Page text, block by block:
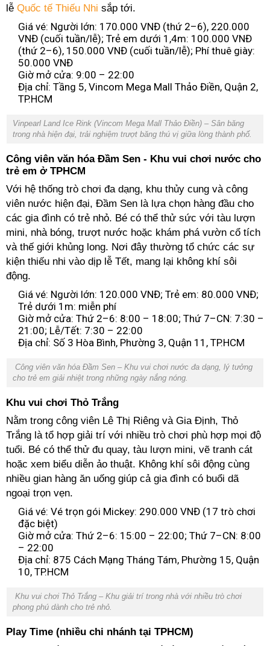
lễ Quốc tế Thiếu Nhi sắp tới.
Giá vé: Người lớn: 170.000 VNĐ (thứ 2–6), 220.000
VNĐ (cuối tuần/lễ); Trẻ em dưới 1,4m: 100.000 VNĐ
(thứ 2–6), 150.000 VNĐ (cuối tuần/lễ); Phí thuê giày:
50.000 VNĐ
Giờ mở cửa: 9:00 – 22:00
Địa chỉ: Tầng 5, Vincom Mega Mall Thảo Điền, Quận 2,
TP.HCM
Vinpearl Land Ice Rink (Vincom Mega Mall Thảo Điền) – Sân băng
trong nhà hiện đại, trải nghiệm trượt băng thú vị giữa lòng thành phố.
Công viên văn hóa Đầm Sen - Khu vui chơi nước cho
trẻ em ở TPHCM
Với hệ thống trò chơi đa dạng, khu thủy cung và công
viên nước hiện đại, Đầm Sen là lựa chọn hàng đầu cho
các gia đình có trẻ nhỏ. Bé có thể thử sức với tàu lượn
mini, nhà bóng, trượt nước hoặc khám phá vườn cổ tích
và thế giới khủng long. Nơi đây thường tổ chức các sự
kiện thiếu nhi vào dịp lễ Tết, mang lại không khí sôi
động.
Giá vé: Người lớn: 120.000 VNĐ; Trẻ em: 80.000 VNĐ;
Trẻ dưới 1m: miễn phí
Giờ mở cửa: Thứ 2–6: 8:00 – 18:00; Thứ 7–CN: 7:30 –
21:00; Lễ/Tết: 7:30 – 22:00
Địa chỉ: Số 3 Hòa Bình, Phường 3, Quận 11, TP.HCM
Công viên văn hóa Đầm Sen – Khu vui chơi nước đa dạng, lý tưởng
cho trẻ em giải nhiệt trong những ngày nắng nóng.
Khu vui chơi Thỏ Trắng
Nằm trong công viên Lê Thị Riêng và Gia Định, Thỏ
Trắng là tổ hợp giải trí với nhiều trò chơi phù hợp mọi độ
tuổi. Bé có thể thử đu quay, tàu lượn mini, vẽ tranh cát
hoặc xem biểu diễn ảo thuật. Không khí sôi động cùng
nhiều gian hàng ăn uống giúp cả gia đình có buổi dã
ngoại trọn vẹn.
Giá vé: Vé trọn gói Mickey: 290.000 VNĐ (17 trò chơi
đặc biệt)
Giờ mở cửa: Thứ 2–6: 15:00 – 22:00; Thứ 7–CN: 8:00
– 22:00
Địa chỉ: 875 Cách Mạng Tháng Tám, Phường 15, Quận
10, TP.HCM
Khu vui chơi Thỏ Trắng – Khu giải trí trong nhà với nhiều trò chơi
phong phú dành cho trẻ nhỏ.
Play Time (nhiều chi nhánh tại TPHCM)